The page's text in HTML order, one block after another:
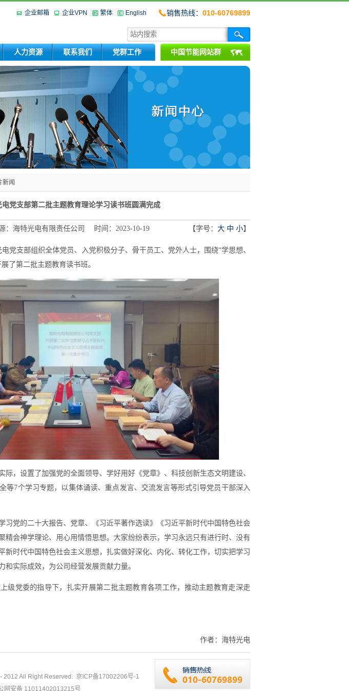
企业邮箱 企业VPN 繁体 English 销售热线： 010-60769899
人力资源 联系我们 党群工作 中国节能网站群
新闻
电党支部第二批主题教育理论学习读书班圆满完成
：海特光电有限责任公司 时间：2023-10-19 【字号： 大 中 小】
党支部组织全体党员、入党积极分子、骨干员工、党外人士，围绕“学思想、
了第二批主题教育读书班。
际，设置了加强党的全面领导、学好用好《党章》、科技创新生态文明建设、
等7个学习专题，以集体诵读、重点发言、交流发言等形式引导党员干部深入
习党的二十大报告、党章、《习近平著作选读》《习近平新时代中国特色社会
精会神学理论、用心用情悟思想。大家纷纷表示，学习永远只有进行时、没有
新时代中国特色社会主义思想，扎实做好深化、内化、转化工作，切实把学习
和实际成效，为公司经营发展贡献力量。
级党委的指导下，扎实开展第二批主题教育各项工作，推动主题教育走深走
作者： 海特光电
2012 All Right Reserved. 京ICP备17002206号-1
网安备 11011402013215号